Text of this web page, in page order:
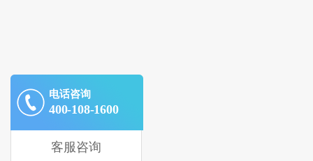
电话咨询
400-108-1600
客服咨询